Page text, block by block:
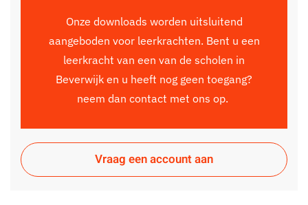
Onze downloads worden uitsluitend
aangeboden voor leerkrachten. Bent u een
leerkracht van een van de scholen in
Beverwijk en u heeft nog geen toegang?
neem dan contact met ons op.
Vraag een account aan